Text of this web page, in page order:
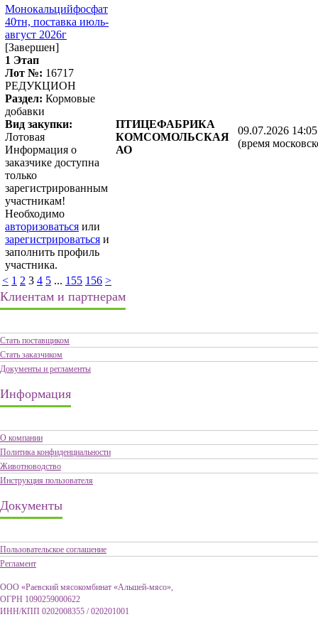
< 1 2 3 4 5 ... 155 156 >
Монокальцийфосфат
40тн, поставка июль-
август 2026г
[Завершен]
1 Этап
Лот №: 16717
РЕДУКЦИОН
Раздел: Кормовые
добавки
Вид закупки:
Лотовая
Информация о
заказчике доступна
только
зарегистрированным
участникам!
Необходимо
авторизоваться или
зарегистрироваться и
заполнить профиль
участника.
ПТИЦЕФАБРИКА
КОМСОМОЛЬСКАЯ
АО
09.07.2026
(время
Клиентам и партнерам
Стать поставщиком
Стать заказчиком
Документы и регламенты
Информация
О компании
Политика конфиденциальности
Животноводство
Инструкция пользователя
Документы
Пользовательское соглашение
Регламент
ООО «Раевский мясокомбинат «Альшей-мясо»,
ОГРН 1090259000622
ИНН/КПП 0202008355 / 020201001